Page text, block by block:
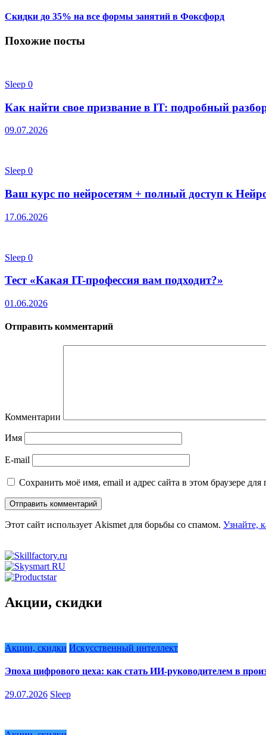
Скидки до 35% на все формы занятий в Фоксфорд
Похожие посты
Sleep 0
Как найти свое призвание в IT: подробный
09.07.2026
Sleep 0
Ваш курс по нейросетям + полный доступ к
17.06.2026
Sleep 0
Тест «Какая IT-профессия вам подходит?»
01.06.2026
Отправить комментарий
Комментарии
Имя
E-mail
Сохранить моё имя, email и адрес сайта в этом браузере
Этот сайт использует Akismet для борьбы со спамом. Узнайте,
Акции, скидки
Акции, скидки Искусственный интеллект
Эпоха цифрового цеха: как стать ИИ-руководителем в
29.07.2026 Sleep